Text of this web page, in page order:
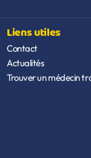
Liens utiles
Contact
Actualités
Trouver un médecin